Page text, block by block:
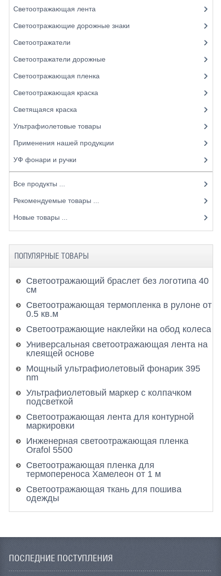
Светоотражающая лента
Светоотражающие дорожные знаки
Светоотражатели
Светоотражатели дорожные
Светоотражающая пленка
Светоотражающая краска
Светящаяся краска
Ультрафиолетовые товары
Применения нашей продукции
УФ фонари и ручки
Все продукты ...
Рекомендуемые товары ...
Новые товары ...
ПОПУЛЯРНЫЕ ТОВАРЫ
Светоотражающий браслет без логотипа 40
см
Светоотражающая термопленка в рулоне от
0.5 кв.м
Светоотражающие наклейки на обод колеса
Универсальная светоотражающая лента на
клеящей основе
Мощный ультрафиолетовый фонарик 395
nm
Ультрафиолетовый маркер с колпачком
подсветкой
Светоотражающая лента для контурной
маркировки
Инженерная светоотражающая пленка
Orafol 5500
Светоотражающая пленка для
термопереноса Хамелеон от 1 м
Светоотражающая ткань для пошива
одежды
ПОСЛЕДНИЕ ПОСТУПЛЕНИЯ